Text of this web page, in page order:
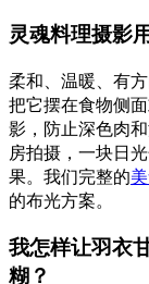
灵魂料理摄影
柔和、温暖、有
把它摆在食物侧
影，防止深色肉
房拍摄，一块日
果。我们完整的
的布光方案。
我怎样让羽衣
糊？